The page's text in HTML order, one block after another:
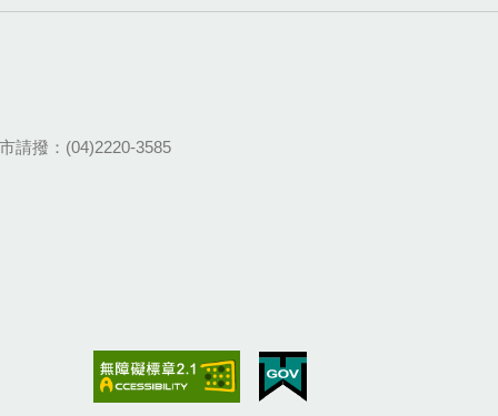
請撥：(04)2220-3585